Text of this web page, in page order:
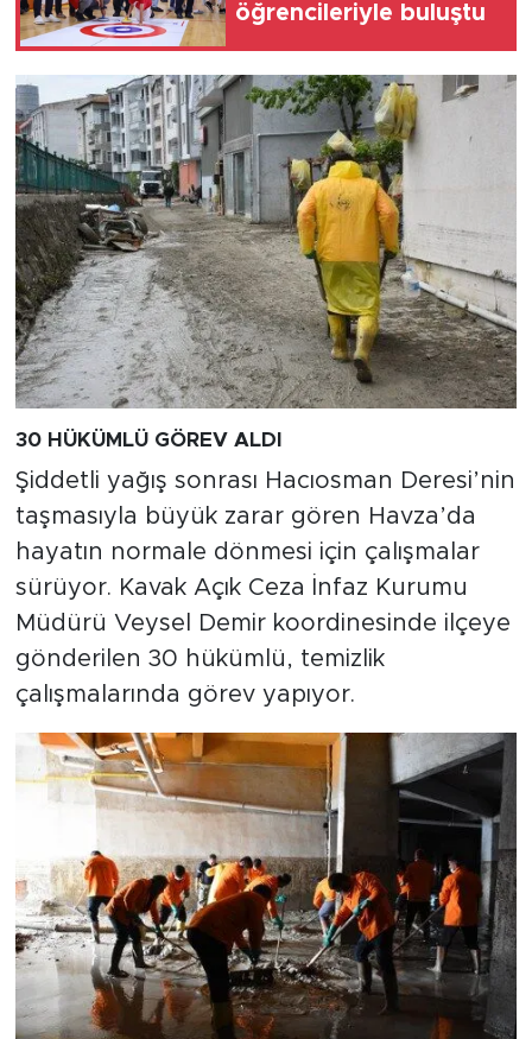
öğrencileriyle buluştu
30 HÜKÜMLÜ GÖREV ALDI
Şiddetli yağış sonrası Hacıosman Deresi’nin
taşmasıyla büyük zarar gören Havza’da
hayatın normale dönmesi için çalışmalar
sürüyor. Kavak Açık Ceza İnfaz Kurumu
Müdürü Veysel Demir koordinesinde ilçeye
gönderilen 30 hükümlü, temizlik
çalışmalarında görev yapıyor.